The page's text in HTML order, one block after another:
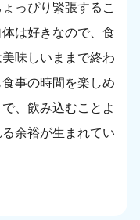
っぴり緊張するこ
は好きなので、食
味しいままで終わ
事の時間を楽しめ
、飲み込むことよ
余裕が生まれてい